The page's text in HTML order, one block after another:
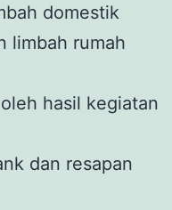
domestik
limbah rumah
hasil kegiatan
dan resapan